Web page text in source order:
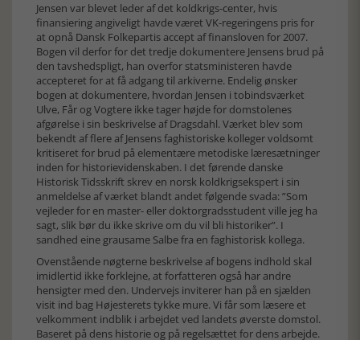
Jensen var blevet leder af det koldkrigs-center, hvis
finansiering angiveligt havde været VK-regeringens pris for
at opnå Dansk Folkepartis accept af finansloven for 2007.
Bogen vil derfor for det tredje dokumentere Jensens brud på
den tavshedspligt, han overfor statsministeren havde
accepteret for at få adgang til arkiverne. Endelig ønsker
bogen at dokumentere, hvordan Jensen i tobindsværket
Ulve, Får og Vogtere ikke tager højde for domstolenes
afgørelse i sin beskrivelse af Dragsdahl. Værket blev som
bekendt af flere af Jensens faghistoriske kolleger voldsomt
kritiseret for brud på elementære metodiske læresætninger
inden for historievidenskaben. I det førende danske
Historisk Tidsskrift skrev en norsk koldkrigsekspert i sin
anmeldelse af værket blandt andet følgende svada: ”Som
vejleder for en master- eller doktorgradsstudent ville jeg ha
sagt, slik bør du ikke skrive om du vil bli historiker”. I
sandhed eine grausame Salbe fra en faghistorisk kollega.
Ovenstående nøgterne beskrivelse af bogens indhold skal
imidlertid ikke forklejne, at forfatteren også har andre
hensigter med den. Undervejs inviterer han på en sjælden
visit ind bag Højesterets tykke mure. Vi får som læsere et
velkomment indblik i arbejdet ved landets øverste domstol.
Baseret på dens historie og på regelsættet for dens arbejde.